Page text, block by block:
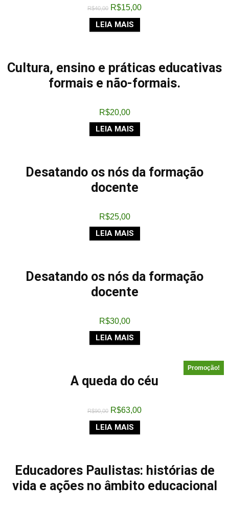
R$40,00 R$15,00
LEIA MAIS
Cultura, ensino e práticas educativas
formais e não-formais.
R$20,00
LEIA MAIS
Desatando os nós da formação
docente
R$25,00
LEIA MAIS
Desatando os nós da formação
docente
R$30,00
LEIA MAIS
Promoção!
A queda do céu
R$90,00 R$63,00
LEIA MAIS
Educadores Paulistas: histórias de
vida e ações no âmbito educacional